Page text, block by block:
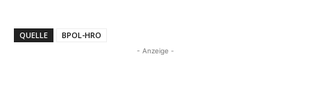
QUELLE BPOL-HRO
- Anzeige -